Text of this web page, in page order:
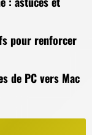
pour renforcer
de PC vers Mac